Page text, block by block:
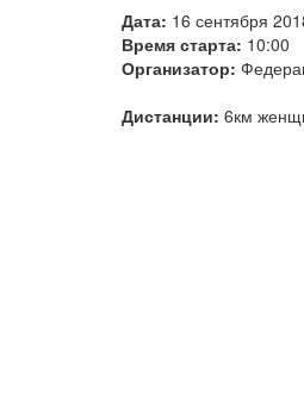
Дата: 16 сентября
Время старта: 10:00
Организатор:
Дистанции: 6км